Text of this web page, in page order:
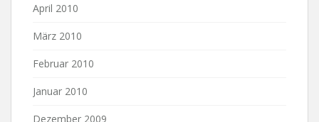
April 2010
März 2010
Februar 2010
Januar 2010
Dezember 2009